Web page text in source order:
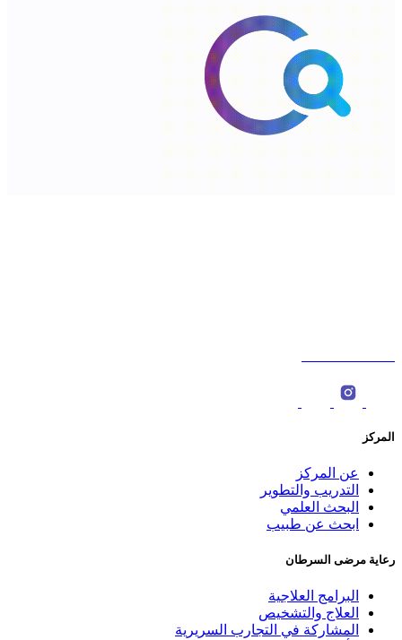
المركز
عن المركز
التدريب والتطوير
البحث العلمي
ابحث عن طبيب
رعاية مرضى السرطان
البرامج العلاجية
العلاج والتشخيص
المشاركة في التجارب السريرية